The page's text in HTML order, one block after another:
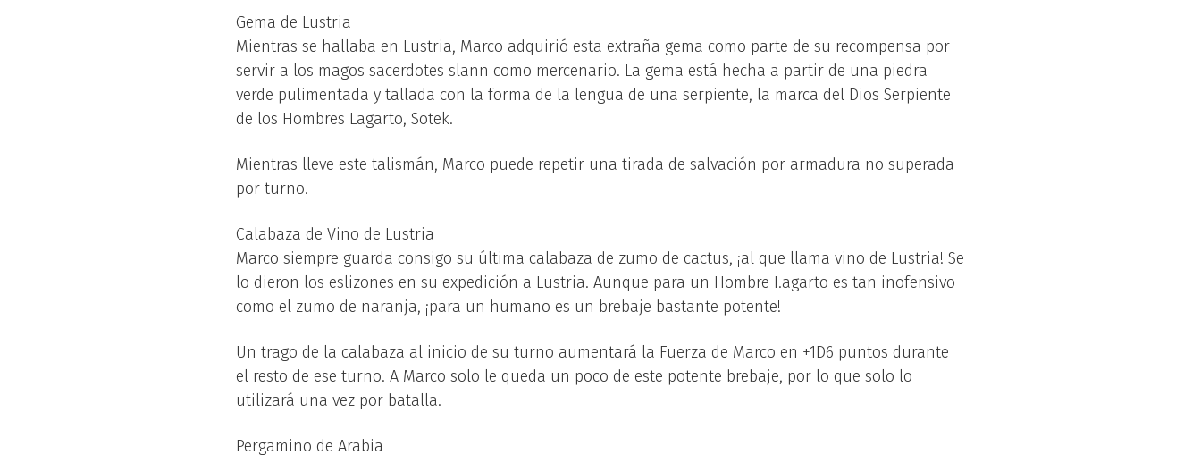
Gema de Lustria
Mientras se hallaba en Lustria, Marco adquirió esta extraña gema como parte de su recompensa por
servir a los magos sacerdotes slann como mercenario. La gema está hecha a partir de una piedra
verde pulimentada y tallada con la forma de la lengua de una serpiente, la marca del Dios Serpiente
de los Hombres Lagarto, Sotek.
Mientras lleve este talismán, Marco puede repetir una tirada de salvación por armadura no superada
por turno.
Calabaza de Vino de Lustria
Marco siempre guarda consigo su última calabaza de zumo de cactus, ¡al que llama vino de Lustria! Se
lo dieron los eslizones en su expedición a Lustria. Aunque para un Hombre I.agarto es tan inofensivo
como el zumo de naranja, ¡para un humano es un brebaje bastante potente!
Un trago de la calabaza al inicio de su turno aumentará la Fuerza de Marco en +1D6 puntos durante
el resto de ese turno. A Marco solo le queda un poco de este potente brebaje, por lo que solo lo
utilizará una vez por batalla.
Pergamino de Arabia